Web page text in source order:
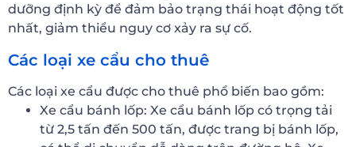
dưỡng định kỳ để đảm bảo trạng thái hoạt động tốt
nhất, giảm thiểu nguy cơ xảy ra sự cố.
Các loại xe cẩu cho thuê
Các loại xe cẩu được cho thuê phổ biến bao gồm:
Xe cẩu bánh lốp: Xe cẩu bánh lốp có trọng tải
từ 2,5 tấn đến 500 tấn, được trang bị bánh lốp,